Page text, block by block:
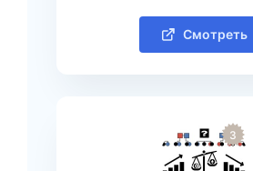
Смотреть
3